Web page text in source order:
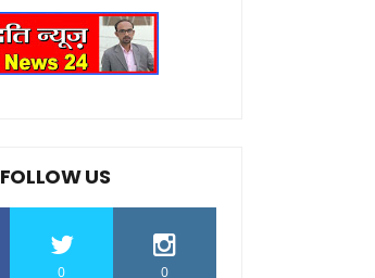
FOLLOW US
0 0